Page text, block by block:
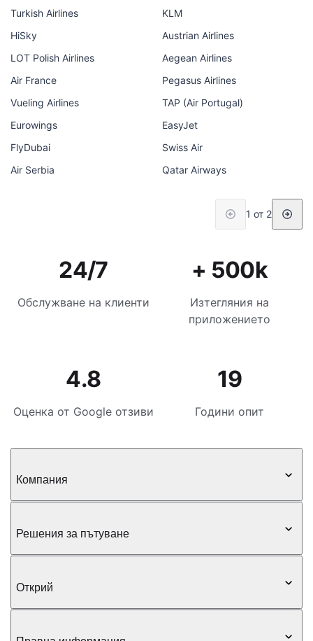
Turkish Airlines
KLM
HiSky
Austrian Airlines
LOT Polish Airlines
Aegean Airlines
Air France
Pegasus Airlines
Vueling Airlines
TAP (Air Portugal)
Eurowings
EasyJet
FlyDubai
Swiss Air
Air Serbia
Qatar Airways
1 от 2
24/7
Обслужване на клиенти
+ 500k
Изтегляния на
приложението
4.8
Оценка от Google отзиви
19
Години опит
Компания
Решения за пътуване
Открий